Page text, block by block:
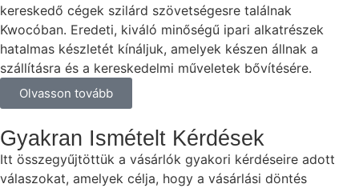
kereskedő cégek szilárd szövetségesre találnak
Kwocóban. Eredeti, kiváló minőségű ipari alkatrészek
hatalmas készletét kínáljuk, amelyek készen állnak a
szállításra és a kereskedelmi műveletek bővítésére.
Olvasson tovább
Gyakran Ismételt Kérdések
Itt összegyűjtöttük a vásárlók gyakori kérdéseire adott
válaszokat, amelyek célja, hogy a vásárlási döntés